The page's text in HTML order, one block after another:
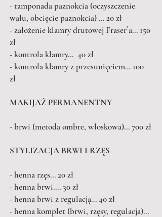
- tamponada paznokcia (oczyszczenie
wału, obcięcie paznokcia) ... 20 zł
- założenie klamry drutowej Fraser`a... 150
zł
- kontrola klamry... 40 zł
- kontrola klamry z przesunięciem... 100
zł
MAKIJAŻ PERMANENTNY
- brwi (metoda ombre, włoskowa)... 700 zł
STYLIZACJA BRWI I RZĘS
- henna rzęs... 20 zł
- henna brwi.... 30 zł
- henna brwi z regulacją... 40 zł
- henna komplet (brwi, rzęsy, regulacja)...